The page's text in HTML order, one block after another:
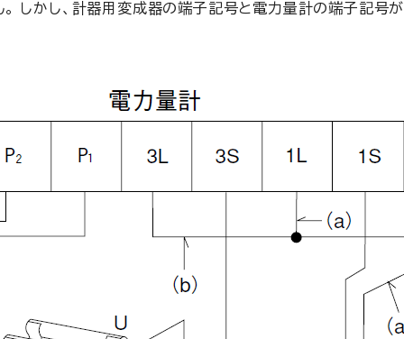
かし、計器用変成器の端子記号と電力量計の端子記